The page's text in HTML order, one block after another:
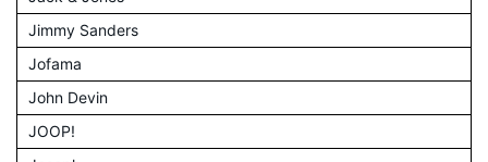
Jimmy Sanders
Jofama
John Devin
JOOP!